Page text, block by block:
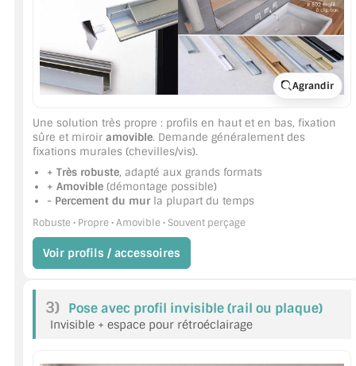
DOUBLE VITRAGE
ACCESSOIRES & QUINCAILLERIE
CATALOGUE DE PROFILS ET FIXATION DU VERRE
LES PROFILS PAROI DE VERRE
VITRINE EN VERRE
CONNECTEURS ET ASSEMBLAGE DE VERRES
PLATS ET CORNIÈRES
LES CHARNIÈRES DE PORTE EN VERRE
BOUTONS ET POIGNÉES
Agrandir
Une solution très propre : profils en haut et en bas, fixation
sûre et miroir amovible. Demande généralement des
fixations murales (chevilles/vis).
+ Très robuste, adapté aux grands formats
+ Amovible (démontage possible)
- Percement du murla plupart du temps
Robuste • Propre • Amovible • Souvent perçage
Voir profils / accessoires
3) Pose avec profil invisible (rail ou plaque)
Invisible + espace pour rétroéclairage